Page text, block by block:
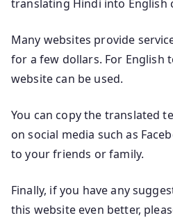
translating Hindi into English
Many websites provide
for a few dollars. For English
website can be used.
You can copy the translated
on social media such as
to your friends or family.
Finally, if you have any
this website even better,